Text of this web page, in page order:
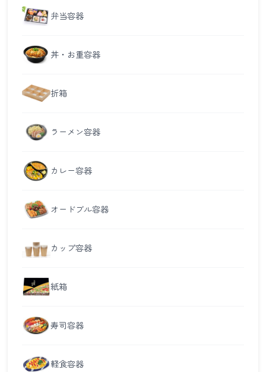
弁当容器
丼・お重容器
折箱
ラーメン容器
カレー容器
オードブル容器
カップ容器
紙箱
寿司容器
軽食容器